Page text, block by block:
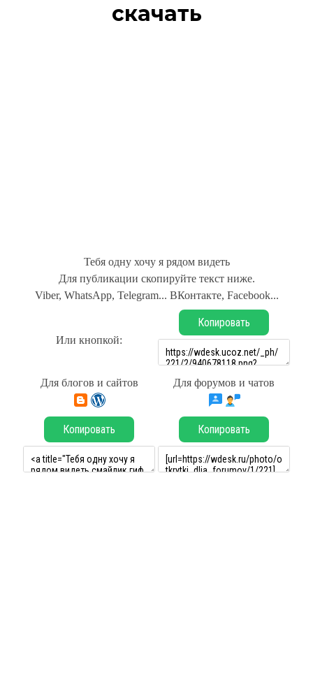
скачать
Тебя одну хочу я рядом видеть
Для публикации скопируйте текст ниже.
Viber, WhatsApp, Telegram... ВКонтакте, Facebook...
Или кнопкой:
Копировать
Для блогов и сайтов Для форумов и чатов
Копировать Копировать